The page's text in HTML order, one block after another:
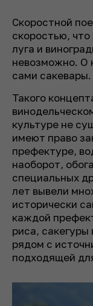
Скоростной
скоростью,
луга и
невозможно. О
сами сакевары.
Такого
культуре не
имеют право
префектуре,
наоборот,
специальных
лет вывели
исторически
каждой
риса, сакегуры
рядом с
подходящей